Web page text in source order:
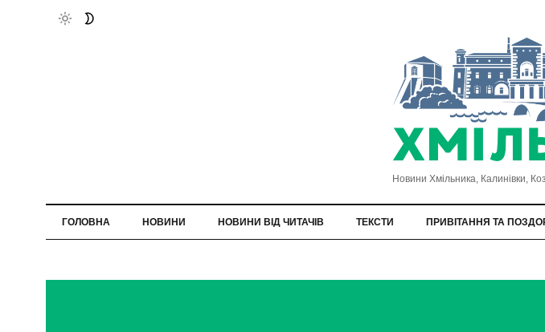
Новини Хмільника, Калинівки,
ГОЛОВНА НОВИНИ НОВИНИ ВІД ЧИТАЧІВ ТЕКСТИ ПРИВІТАННЯ ТА